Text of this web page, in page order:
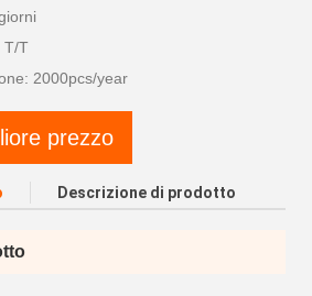
T/T
2000pcs/year
prezzo
Descrizione di prodotto